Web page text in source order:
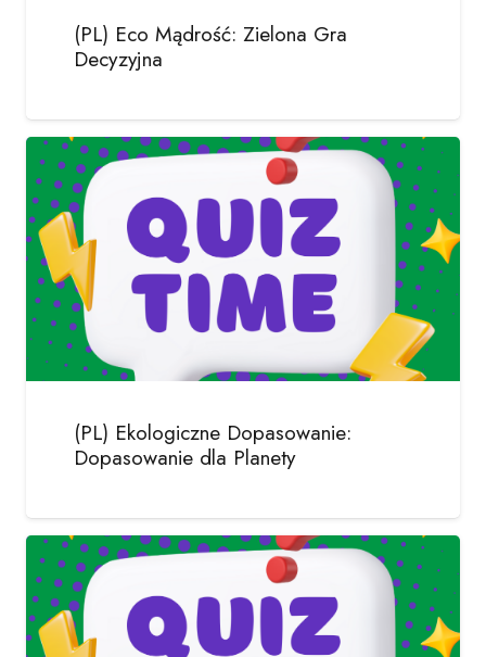
(PL) Eco Mądrość: Zielona Gra
Decyzyjna
(PL) Ekologiczne Dopasowanie:
Dopasowanie dla Planety